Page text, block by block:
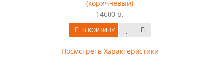
(коричневый)
14600 р.
В КОРЗИНУ
Посмотреть Характеристики